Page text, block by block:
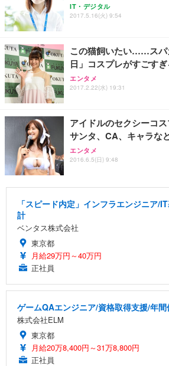
IT・デジタル
2017.5.16(火) 9:54
この猫飼いたい……スパ
日」コスプレがすごす
エンタメ
2017.2.22(水) 19:31
アイドルのセクシーコ
サンタ、CA、キャラな
エンタメ
2016.6.5(日) 9:48
「スピード内定」インフラエンジニア/
計
ベンタス株式会社
東京都
月給29万円～40万円
正社員
ゲームQAエンジニア/資格取得支援/年
株式会社ELM
東京都
月給20万8,400円～31万8,800円
正社員